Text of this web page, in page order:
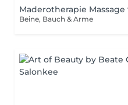
Maderotherapie
Beine, Bauch & Arme